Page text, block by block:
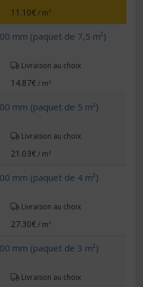
11.10€/ m²
mm (paquet de 7,5 m²)
Livraison au choix
14.87€/ m²
mm (paquet de 5 m²)
Livraison au choix
21.03€/ m²
mm (paquet de 4 m²)
Livraison au choix
27.30€/ m²
mm (paquet de 3 m²)
Livraison au choix